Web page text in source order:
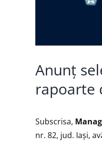
Anunț
rapoarte
Subscrisa,
nr. 82, jud. Iași,